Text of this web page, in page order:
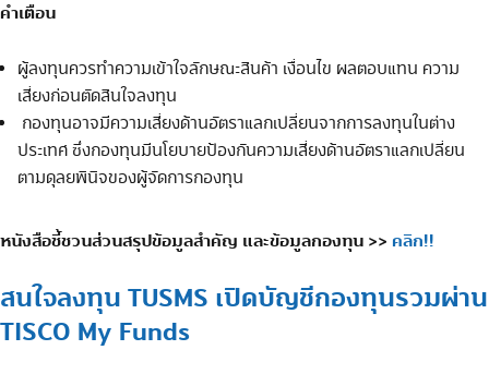
คำเตือน
ผู้ลงทุนควรทำความเข้าใจลักษณะสินค้า เงื่อนไข ผลตอบแทน ความ
เสี่ยงก่อนตัดสินใจลงทุน
กองทุนอาจมีความเสี่ยงด้านอัตราแลกเปลี่ยนจากการลงทุนในต่าง
ประเทศ ซึ่งกองทุนมีนโยบายป้องกันความเสี่ยงด้านอัตราแลกเปลี่ยน
ตามดุลยพินิจของผู้จัดการกองทุน
หนังสือชี้ชวนส่วนสรุปข้อมูลสำคัญ และข้อมูลกองทุน >> คลิก!!
สนใจลงทุน TUSMS เปิดบัญชีกองทุนรวมผ่าน
TISCO My Funds